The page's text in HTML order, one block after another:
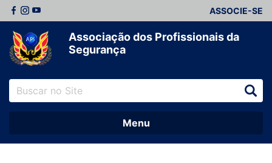
ASSOCIE-SE
Associação dos Profissionais da
Segurança
Menu